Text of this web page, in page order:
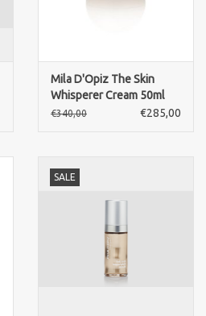
Mila D'Opiz The Skin
Whisperer Cream 50ml
€340,00 €285,00
SALE